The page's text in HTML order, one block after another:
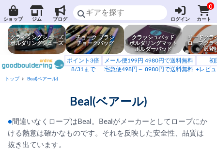
ショップ ジム ブログ ログイン
0
カート
クライミングシューズ
ボルダリングシューズ
チョーク ブラシ
チョークバッグ
クラッシュパッド
ボルダリングマット
ボルダーパッド
リードクラ
ロープクラ
沢登
ポイント3倍
8/31まで
メール便199円 4980円で送料無料
宅急便498円～ 8980円で送料無料
初
+レビ
トップ Beal(ベアール)
Beal(ベアール)
●間違いなくロープはBeal。Bealがメーカーとしてロープにか
ける熱意は確かなものです。それを反映した安全性、品質は
抜き出ています。